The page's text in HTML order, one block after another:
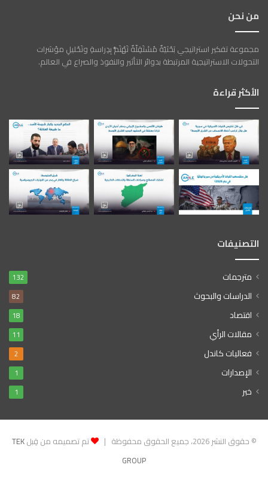
من نحن
مجموعة تفكير استراتيجي بَحْثيّةٌ مُسْتَقِلّةٌ تَهْتَمُّ بِدِراسةِ وتَحْليلِ مؤشرات
التحولات الاستراتيجية المرتبطة بدوائر التأثير والنفوذ والصراع في العالم.
الأكثر قراءة
التصنيفات
مترجمات 132
الدراسات والبحوث 82
اقتصاد 18
مقالات الرأي 11
فعاليات كاندل 2
الإصدارات 1
خبر 1
© حقوق النشر 2026، جميع الحقوق محفوظة | تم تصميمه من قِبلTEK
GROUP